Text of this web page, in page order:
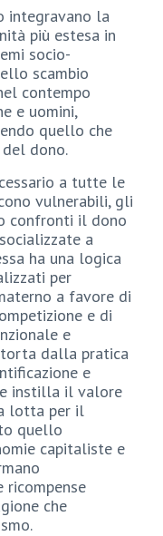
integravano la
più estesa in
socio-
scambio
contempo
e uomini,
quello che
dono.
a tutte le
vulnerabili, gli
confronti il dono
a
ha una logica
per
a favore di
e di
e
dalla pratica
e
e instilla il valore
lotta per il
quello
capitaliste e
ricompense
che